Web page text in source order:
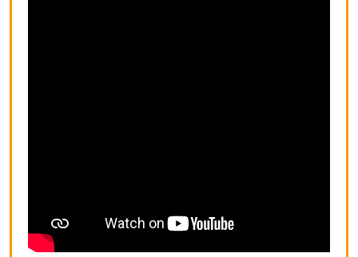
Fêtes et manifestations